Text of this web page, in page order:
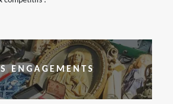
ENGAGEMENTS